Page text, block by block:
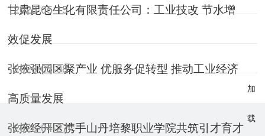
2026-05-15
甘肃昆仑生化有限责任公司：工业技改 节水增
效促发展
2026-05-08
张掖强园区聚产业 优服务促转型 推动工业经济
高质量发展
2026-04-27
张掖经开区携手山丹培黎职业学院共筑引才育才
加
载